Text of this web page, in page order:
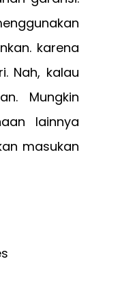
karena
Nah, kalau
Mungkin
lainnya
masukan